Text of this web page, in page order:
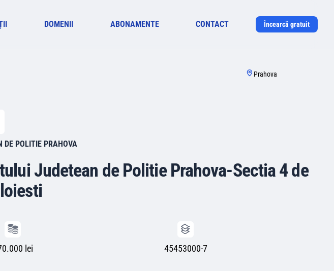
DOMENII ABONAMENTE CONTACT Încearcă gratuit
Prahova
DE POLITIE PRAHOVA
Judetean de Politie Prahova-Sectia 4 de
lei 45453000-7